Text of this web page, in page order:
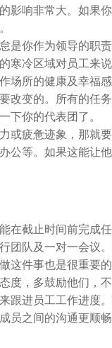
影响非常大。如果
是你作为领导的职
寒冷区域对员工来说
场所的健康及幸福
改变的。所有的任
下你的代表团了。
或疲惫迹象，那就
公等。如果这能让
在截止时间前完成
团队及一对一会议
这件事也是很重要
度，多鼓励他们，
跟进员工工作进度
员之间的沟通更顺